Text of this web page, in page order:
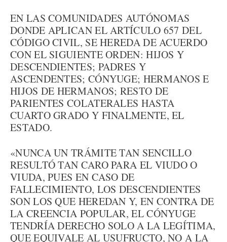
EN LAS COMUNIDADES AUTÓNOMAS
DONDE APLICAN EL ARTÍCULO 657 DEL
CÓDIGO CIVIL, SE HEREDA DE ACUERDO
CON EL SIGUIENTE ORDEN: HIJOS Y
DESCENDIENTES; PADRES Y
ASCENDENTES; CÓNYUGE; HERMANOS E
HIJOS DE HERMANOS; RESTO DE
PARIENTES COLATERALES HASTA
CUARTO GRADO Y FINALMENTE, EL
ESTADO.
«NUNCA UN TRÁMITE TAN SENCILLO
RESULTÓ TAN CARO PARA EL VIUDO O
VIUDA, PUES EN CASO DE
FALLECIMIENTO, LOS DESCENDIENTES
SON LOS QUE HEREDAN Y, EN CONTRA DE
LA CREENCIA POPULAR, EL CÓNYUGE
TENDRÍA DERECHO SOLO A LA LEGÍTIMA,
QUE EQUIVALE AL USUFRUCTO, NO A LA